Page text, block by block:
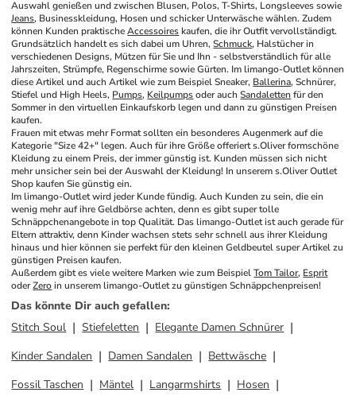
Jeans, Businesskleidung, Hosen und schicker Unterwäsche wählen. Zudem
können Kunden praktische Accessoires kaufen, die ihr Outfit vervollständigt.
Grundsätzlich handelt es sich dabei um Uhren, Schmuck, Halstücher in
verschiedenen Designs, Mützen für Sie und Ihn - selbstverständlich für alle
Jahrszeiten, Strümpfe, Regenschirme sowie Gürten. Im limango-Outlet können
diese Artikel und auch Artikel wie zum Beispiel Sneaker, Ballerina, Schnürer,
Stiefel und High Heels, Pumps, Keilpumps oder auch Sandaletten für den
Sommer in den virtuellen Einkaufskorb legen und dann zu günstigen Preisen
kaufen.
Frauen mit etwas mehr Format sollten ein besonderes Augenmerk auf die
Kategorie "Size 42+" legen. Auch für ihre Größe offeriert s.Oliver formschöne
Kleidung zu einem Preis, der immer günstig ist. Kunden müssen sich nicht
mehr unsicher sein bei der Auswahl der Kleidung! In unserem s.Oliver Outlet
Shop kaufen Sie günstig ein.
Im limango-Outlet wird jeder Kunde fündig. Auch Kunden zu sein, die ein
wenig mehr auf ihre Geldbörse achten, denn es gibt super tolle
Schnäppchenangebote in top Qualität. Das limango-Outlet ist auch gerade für
Eltern attraktiv, denn Kinder wachsen stets sehr schnell aus ihrer Kleidung
hinaus und hier können sie perfekt für den kleinen Geldbeutel super Artikel zu
günstigen Preisen kaufen.
Außerdem gibt es viele weitere Marken wie zum Beispiel Tom Tailor, Esprit
oder Zero in unserem limango-Outlet zu günstigen Schnäppchenpreisen!
Das könnte Dir auch gefallen:
Stitch Soul
Stiefeletten
Elegante Damen Schnürer
Kinder Sandalen
Damen Sandalen
Bettwäsche
Fossil Taschen
Mäntel Langarmshirts
Hosen